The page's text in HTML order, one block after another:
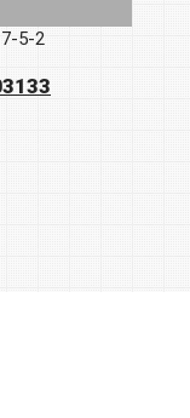
7-5-2